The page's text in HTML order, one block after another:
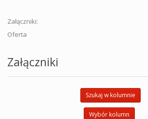
Załączniki:
Oferta
Załączniki
Szukaj w kolumnie
Wybór kolumn